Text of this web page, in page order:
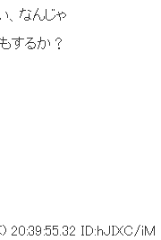
じゃ
？
20:39:55.32 ID:hJIXC/iM